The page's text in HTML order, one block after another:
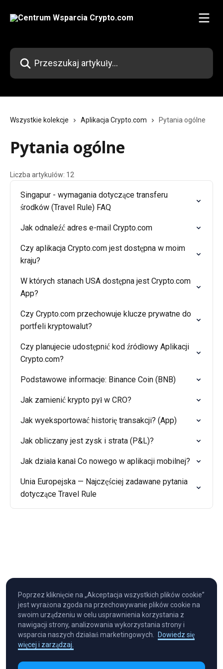
Przeszukaj artykuły...
Wszystkie kolekcje Aplikacja Crypto.com Pytania ogólne
Pytania ogólne
Liczba artykułów: 12
Singapur - wymagania dotyczące transferu
środków (Travel Rule) FAQ
Jak odnaleźć adres e-mail Crypto.com
Czy aplikacja Crypto.com jest dostępna w moim
kraju?
W których stanach USA dostępna jest Crypto.com
App?
Czy Crypto.com przechowuje klucze prywatne do
portfeli kryptowalut?
Czy planujecie udostępnić kod źródłowy Aplikacji
Crypto.com?
Podstawowe informacje: Binance Coin (BNB)
Jak zamienić krypto pył w CRO?
Jak wyeksportować historię transakcji? (App)
Jak obliczany jest zysk i strata (P&L)?
Jak działa kanał Co nowego w aplikacji mobilnej?
Unia Europejska — Najczęściej zadawane pytania
dotyczące Travel Rule
Cryptocurrency in Every Wallet™
Poprzez kliknięcie na „Akceptacja wszystkich plików cookie”
jest wyrażona zgoda na przechowywanie plików cookie na
swoim urządzeniu w celu usprawnienia korzystania z
nawigacji strony, analizowania wykorzystania strony i
wsparcia naszych działań marketingowych.
Dowiedz się
więcej i zarządzaj.